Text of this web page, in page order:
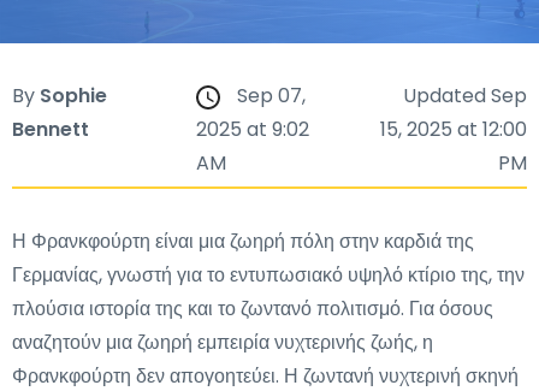
By Sophie
Bennett
Sep 07,
2025 at 9:02
AM
Updated Sep
15, 2025 at 12:00
PM
Η Φρανκφούρτη είναι μια ζωηρή πόλη στην καρδιά της
Γερμανίας, γνωστή για το εντυπωσιακό υψηλό κτίριο της, την
πλούσια ιστορία της και το ζωντανό πολιτισμό. Για όσους
αναζητούν μια ζωηρή εμπειρία νυχτερινής ζωής, η
Φρανκφούρτη δεν απογοητεύει. Η ζωντανή νυχτερινή σκηνή